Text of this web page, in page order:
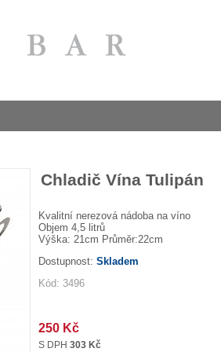
Chladič Vína Tulipán
Kvalitní nerezová nádoba na víno
Objem 4,5 litrů
Výška: 21cm Průměr:22cm
Dostupnost: Skladem
Kód: 3496
250 Kč
S DPH 303 Kč